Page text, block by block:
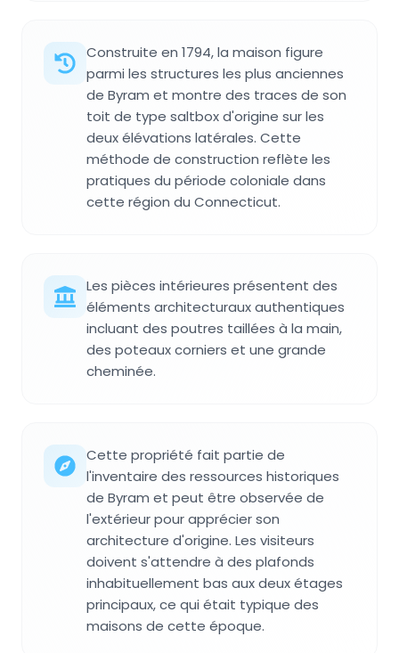
Construite en 1794, la maison figure
parmi les structures les plus anciennes
de Byram et montre des traces de son
toit de type saltbox d'origine sur les
deux élévations latérales. Cette
méthode de construction reflète les
pratiques du période coloniale dans
cette région du Connecticut.
Les pièces intérieures présentent des
éléments architecturaux authentiques
incluant des poutres taillées à la main,
des poteaux corniers et une grande
cheminée.
Cette propriété fait partie de
l'inventaire des ressources historiques
de Byram et peut être observée de
l'extérieur pour apprécier son
architecture d'origine. Les visiteurs
doivent s'attendre à des plafonds
inhabituellement bas aux deux étages
principaux, ce qui était typique des
maisons de cette époque.